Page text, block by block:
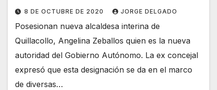
8 DE OCTUBRE DE 2020 JORGE DELGADO
Posesionan nueva alcaldesa interina de
Quillacollo, Angelina Zeballos quien es la nueva
autoridad del Gobierno Autónomo. La ex concejal
expresó que esta designación se da en el marco
de diversas…